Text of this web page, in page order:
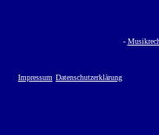
-
Impressum Datenschutzerklärung